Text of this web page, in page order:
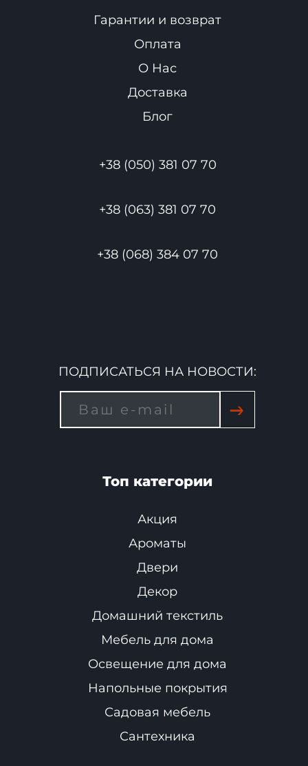
Гарантии и возврат
Оплата
О Нас
Доставка
Блог
+38 (050) 381 07 70
+38 (063) 381 07 70
+38 (068) 384 07 70
ПОДПИСАТЬСЯ НА НОВОСТИ:
→
Топ категории
Акция
Ароматы
Двери
Декор
Домашний текстиль
Мебель для дома
Освещение для дома
Напольные покрытия
Садовая мебель
Сантехника